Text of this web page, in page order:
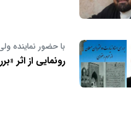
با حضور نماینده
رونمایی از اثر